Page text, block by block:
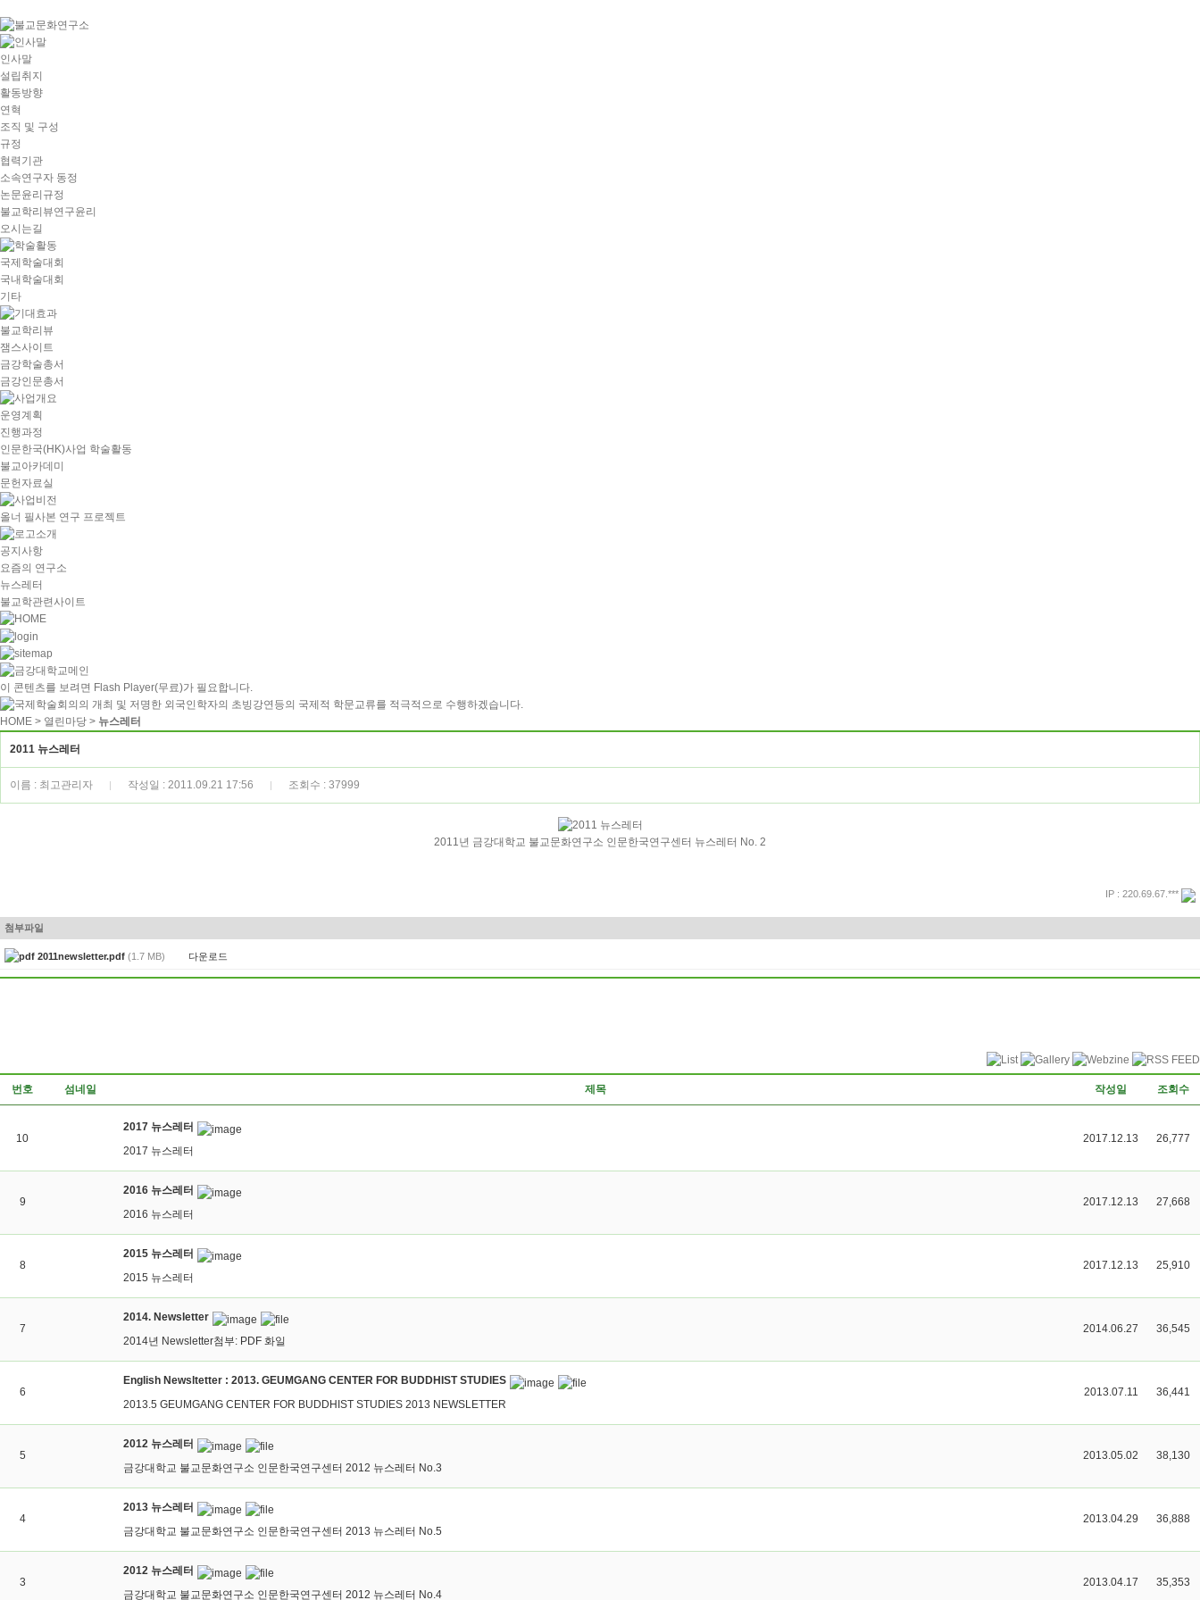
Local
Navigation
goto
Service
goto
copyright
인사말
설립취지
활동방향
연혁
조직 및 구성
규정
협력기관
소속연구자 동정
논문윤리규정
불교학리뷰연구윤리
오시는길
국제학술대회
국내학술대회
기타
불교학리뷰
잼스사이트
금강학술총서
금강인문총서
운영계획
진행과정
인문한국(HK)사업 학술활동
불교아카데미
문헌자료실
올너 필사본 연구 프로젝트
공지사항
요즘의 연구소
뉴스레터
불교학관련사이트
이 콘텐츠를 보려면 Flash Player(무료)가 필요합니다.
HOME > 열린마당 > 뉴스레터
2011 뉴스레터
이름 : 최고관리자 작성일 : 2011.09.21 17:56 조회수 : 37999
2011년 금강대학교 불교문화연구소 인문한국연구센터 뉴스레터 No. 2
IP : 220.69.67.***
첨부파일
2011newsletter.pdf (1.7 MB) 다운로드
번호 섬네일 제목 작성일 조회수
10
2017 뉴스레터
2017 뉴스레터
2017.12.13 26,777
9
2016 뉴스레터
2016 뉴스레터
2017.12.13 27,668
8
2015 뉴스레터
2015 뉴스레터
2017.12.13 25,910
7
2014. Newsletter
2014년 Newsletter첨부: PDF 화일
2014.06.27 36,545
6
English Newsltetter : 2013. GEUMGANG CENTER FOR BUDDHIST STUDIES
2013.5 GEUMGANG CENTER FOR BUDDHIST STUDIES 2013 NEWSLETTER
2013.07.11 36,441
5
2012 뉴스레터
금강대학교 불교문화연구소 인문한국연구센터 2012 뉴스레터 No.3
2013.05.02 38,130
4
2013 뉴스레터
금강대학교 불교문화연구소 인문한국연구센터 2013 뉴스레터 No.5
2013.04.29 36,888
3
2012 뉴스레터
금강대학교 불교문화연구소 인문한국연구센터 2012 뉴스레터 No.4
2013.04.17 35,353